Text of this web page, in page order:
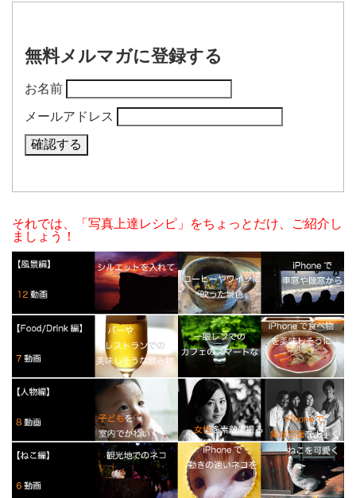
無料メルマガに登録する
お名前
メールアドレス
それでは、「写真上達レシピ」をちょっとだけ、ご紹介し
ましょう！